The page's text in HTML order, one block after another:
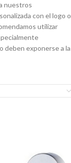
nuestros
con el logo o
utilizar
deben exponerse a la